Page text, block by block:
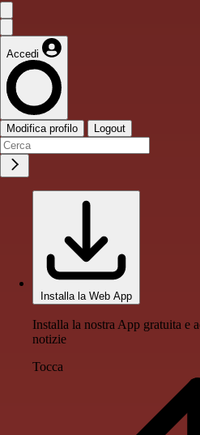
Accedi
Modifica profilo Logout
Installa la Web App
Installa la nostra App gratuita e
notizie
Tocca